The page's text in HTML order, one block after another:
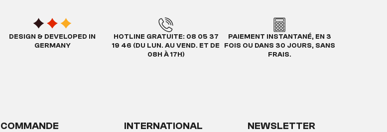
DESIGN & DEVELOPED IN
GERMANY
HOTLINE GRATUITE: 08 05 37
19 46 (DU LUN. AU VEND. ET DE
08H À 17H)
PAIEMENT INSTANTANÉ, EN 3
FOIS OU DANS 30 JOURS, SANS
FRAIS.
COMMANDE INTERNATIONAL NEWSLETTER